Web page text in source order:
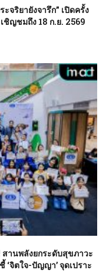
จริยายังจารึก” เปิดครั้ง
ชิญชมถึง 18 ก.ย. 2569
สานพลังยกระดับสุขภาวะ
‘จิตใจ-ปัญญา’ จุดเปราะ